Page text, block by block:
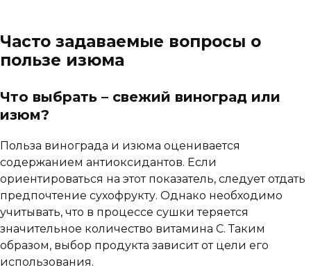
Часто задаваемые вопросы о
пользе изюма
Что выбрать – свежий виноград или
изюм?
Польза винограда и изюма оценивается
содержанием антиоксидантов. Если
ориентироваться на этот показатель, следует отдать
предпочтение сухофрукту. Однако необходимо
учитывать, что в процессе сушки теряется
значительное количество витамина С. Таким
образом, выбор продукта зависит от цели его
использования.